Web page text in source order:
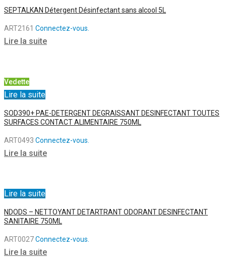
SEPTALKAN Détergent Désinfectant sans alcool 5L
ART2161 Connectez-vous.
Lire la suite
Vedette
Lire la suite
SOD390+ PAE-DETERGENT DEGRAISSANT DESINFECTANT TOUTES
SURFACES CONTACT ALIMENTAIRE 750ML
ART0493 Connectez-vous.
Lire la suite
Lire la suite
NDODS – NETTOYANT DETARTRANT ODORANT DESINFECTANT
SANITAIRE 750ML
ART0027Connectez-vous.
Lire la suite